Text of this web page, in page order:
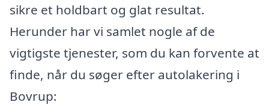
sikre et holdbart og glat resultat.
Herunder har vi samlet nogle af de
vigtigste tjenester, som du kan forvente at
finde, når du søger efter autolakering i
Bovrup: